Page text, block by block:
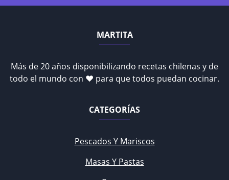
MARTITA
Más de 20 años disponibilizando recetas chilenas y de
todo el mundo con ♥ para que todos puedan cocinar.
CATEGORÍAS
Pescados Y Mariscos
Masas Y Pastas